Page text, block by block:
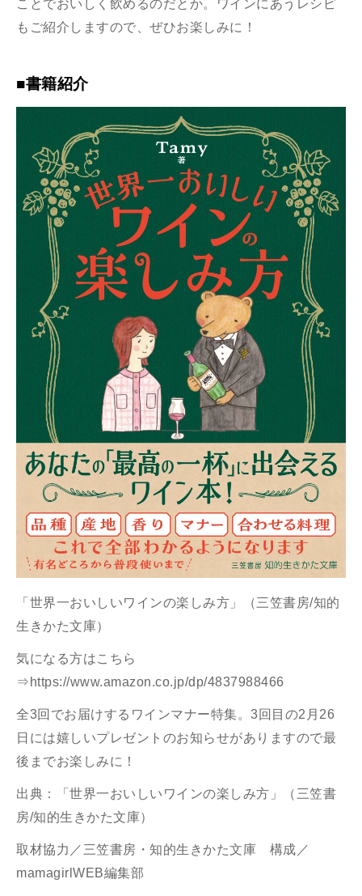
ことでおいしく飲めるのだとか。ワインにあうレシピ
もご紹介しますので、ぜひお楽しみに！
■書籍紹介
「世界一おいしいワインの楽しみ方」（三笠書房/知的
生きかた文庫）
気になる方はこちら
⇒ https://www.amazon.co.jp/dp/4837988466
全3回でお届けするワインマナー特集。3回目の2月26
日には嬉しいプレゼントのお知らせがありますので最
後までお楽しみに！
出典：「世界一おいしいワインの楽しみ方」（三笠書
房/知的生きかた文庫）
取材協力／三笠書房・知的生きかた文庫 構成／
mamagirlWEB編集部